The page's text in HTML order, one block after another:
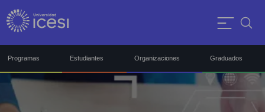
Programas Estudiantes Organizaciones Graduados